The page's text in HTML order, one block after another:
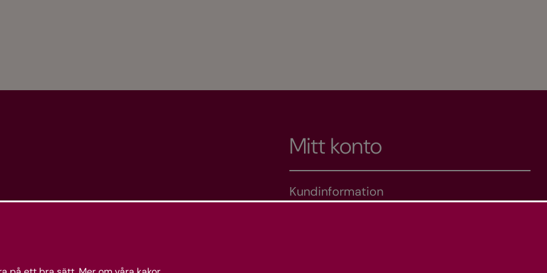
Mitt konto
Kundinformation